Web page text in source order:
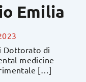
Emilia
Dottorato di
medicine
[…]